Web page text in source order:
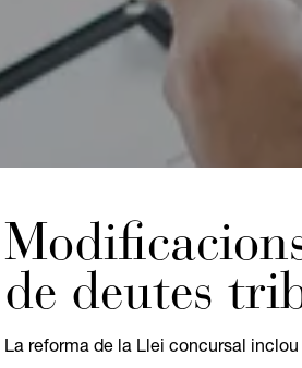
de deutes
La reforma de la Llei concursal